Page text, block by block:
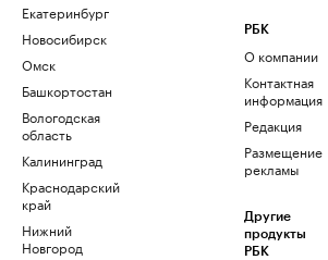
Екатеринбург
Новосибирск
Омск
Башкортостан
Вологодская
область
Калининград
Краснодарский
край
Нижний
Новгород
РБК
О компании
Контактная
информация
Редакция
Размещение
рекламы
Другие
продукты
РБК